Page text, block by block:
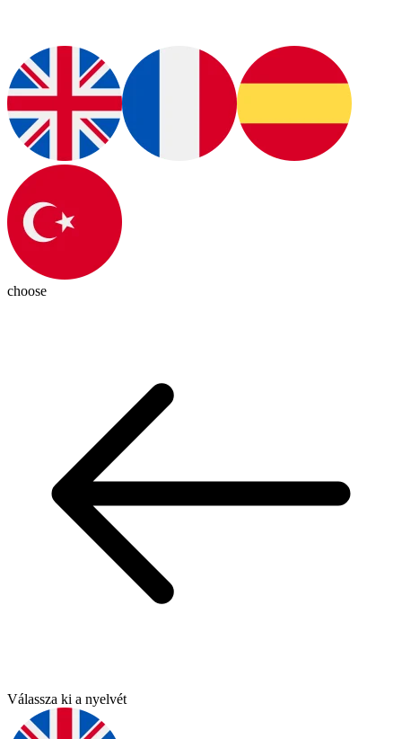
choose
Válassza ki a nyelvét